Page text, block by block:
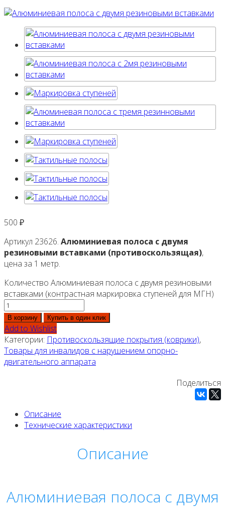
500 ₽
Артикул 23626. Алюминиевая полоса с двумя
резиновыми вставками (противоскользящая),
цена за 1 метр.
Количество Алюминиевая полоса с двумя резиновыми
вставками (контрастная маркировка ступеней для МГН)
В корзину Купить в один клик
Add to Wishlist
Категории: Противоскользящие покрытия (коврики),
Товары для инвалидов с нарушением опорно-
двигательного аппарата
Поделиться
Описание
Технические характеристики
Описание
Алюминиевая полоса с двумя